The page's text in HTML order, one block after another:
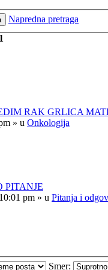
Napredna pretraga
1
RAK GRLICA
» u Onkologija
PITANJE
pm » u Pitanja i
Smer: